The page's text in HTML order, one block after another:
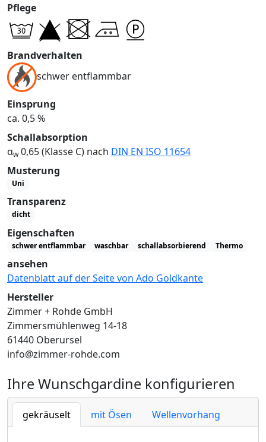
Pflege
Brandverhalten
schwer entflammbar
Einsprung
ca. 0,5 %
Schallabsorption
αw0,65 (Klasse C) nach DIN EN ISO 11654
Musterung
Uni
Transparenz
dicht
Eigenschaften
schwer entflammbar waschbar schallabsorbierend Thermo
ansehen
Datenblatt auf der Seite von Ado Goldkante
Hersteller
Zimmer + Rohde GmbH
Zimmersmühlenweg 14-18
61440 Oberursel
info@zimmer-rohde.com
Ihre Wunschgardine konfigurieren
gekräuselt mit Ösen Wellenvorhang